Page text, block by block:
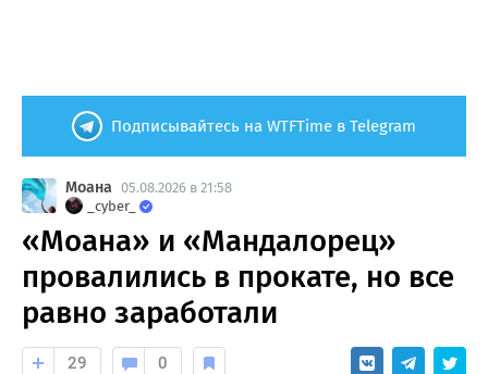
Подписывайтесь на WTFTime в Telegram
Моана 05.08.2026 в 21:58
_cyber_
«Моана» и «Мандалорец»
провалились в прокате, но все
равно заработали
29 0